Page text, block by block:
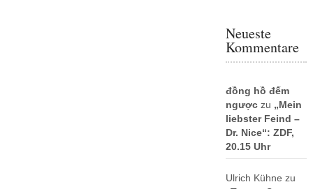
Neueste
Kommentare
đồng hồ đếm
ngượczu „Mein
liebster Feind –
Dr. Nice“: ZDF,
20.15 Uhr
Ulrich Kühne zu